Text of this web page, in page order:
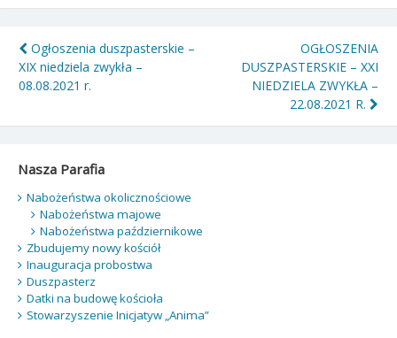
Nawigacja
wpisu
Ogłoszenia duszpasterskie –
XIX niedziela zwykła –
08.08.2021 r.
OGŁOSZENIA
DUSZPASTERSKIE – XXI
NIEDZIELA ZWYKŁA –
22.08.2021 R.
Nasza Parafia
Nabożeństwa okolicznościowe
Nabożeństwa majowe
Nabożeństwa październikowe
Zbudujemy nowy kościół
Inauguracja probostwa
Duszpasterz
Datki na budowę kościoła
Stowarzyszenie Inicjatyw „Anima”